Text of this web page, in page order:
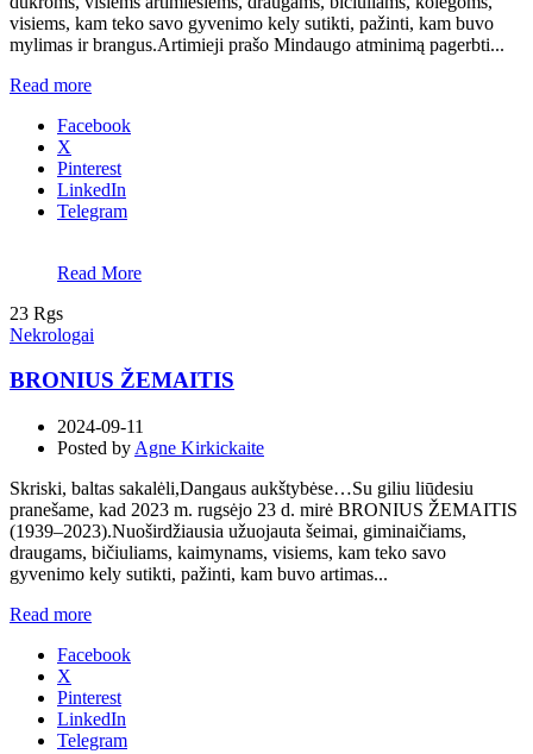
visiems, kam teko savo gyvenimo kely sutikti, pažinti, kam buvo
mylimas ir brangus.Artimieji prašo Mindaugo atminimą pagerbti...
Read more
Facebook
X
Pinterest
LinkedIn
Telegram
Read More
23 Rgs
Nekrologai
BRONIUS ŽEMAITIS
2024-09-11
Posted by Agne Kirkickaite
Skriski, baltas sakalėli,Dangaus aukštybėse…Su giliu liūdesiu
pranešame, kad 2023 m. rugsėjo 23 d. mirė BRONIUS ŽEMAITIS
(1939–2023).Nuoširdžiausia užuojauta šeimai, giminaičiams,
draugams, bičiuliams, kaimynams, visiems, kam teko savo
gyvenimo kely sutikti, pažinti, kam buvo artimas...
Read more
Facebook
X
Pinterest
LinkedIn
Telegram